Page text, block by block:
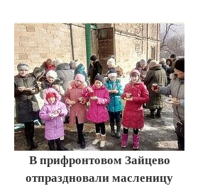
В прифронтовом Зайцево
отпраздновали масленицу